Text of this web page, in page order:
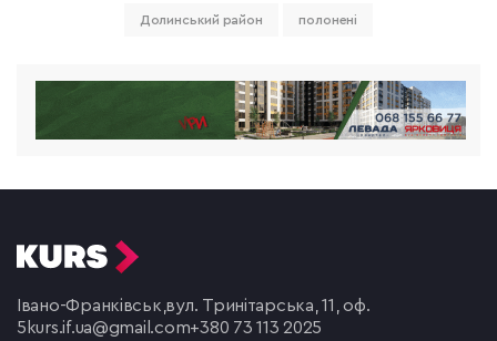
Долинський район полонені
Івано-Франківськ,вул. Тринітарська, 11, оф.
5 kurs.if.ua@gmail.com+380 73 113 2025